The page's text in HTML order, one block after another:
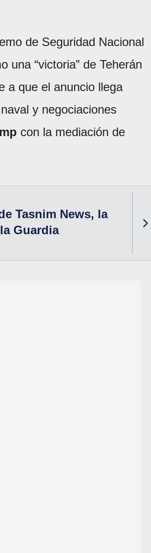
de Seguridad Nacional
una “victoria” de Teherán
a que el anuncio llega
y negociaciones
con la mediación de
Tasnim News, la
Guardia